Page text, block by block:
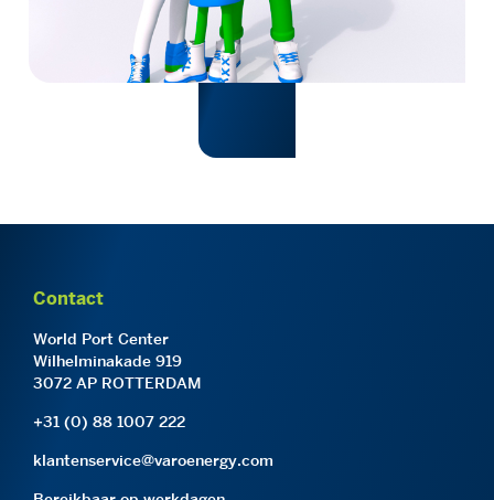
Contact
World Port Center
Wilhelminakade 919
3072 AP ROTTERDAM
+31 (0) 88 1007 222
klantenservice@varoenergy.com